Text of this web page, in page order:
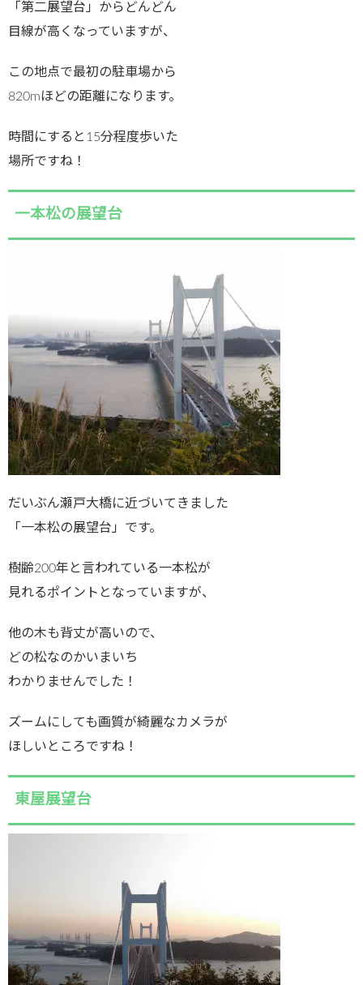
「第二展望台」からどんどん
目線が高くなっていますが、
この地点で最初の駐車場から
820mほどの距離になります。
時間にすると15分程度歩いた
場所ですね！
一本松の展望台
だいぶん瀬戸大橋に近づいてきました
「一本松の展望台」です。
樹齢200年と言われている一本松が
見れるポイントとなっていますが、
他の木も背丈が高いので、
どの松なのかいまいち
わかりませんでした！
ズームにしても画質が綺麗なカメラが
ほしいところですね！
東屋展望台